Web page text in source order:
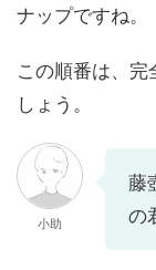
ナップですね。
この順番は、
しょう。
小助
藤
の